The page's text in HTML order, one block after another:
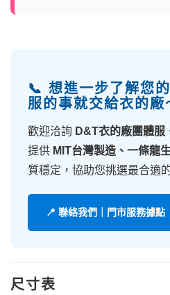
📞 想進一步了解您
服的事就交給衣的廠
歡迎洽詢 D&T衣的廠團體服
提供 MIT台灣製造、一條龍
質穩定，協助您挑選最合適
📍 聯絡我們｜門市服務據點
尺寸表